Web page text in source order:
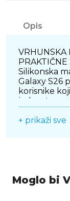
Opis
VRHUNSKA
Silikonska
Galaxy S26
korisnike
jednostavan
njegov
SOFT-
DRŽANJE
+ prikaži sve
Moglo bi